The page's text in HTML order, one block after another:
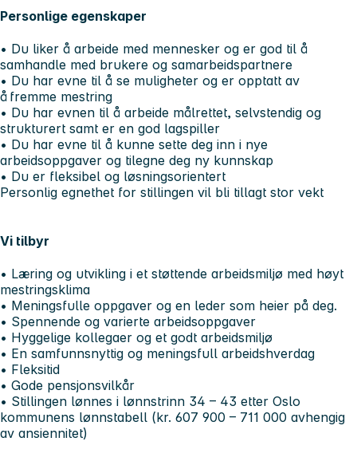
Personlige egenskaper
• Du liker å arbeide med mennesker og er god til å
samhandle med brukere og samarbeidspartnere
• Du har evne til å se muligheter og er opptatt av
å fremme mestring
• Du har evnen til å arbeide målrettet, selvstendig og
strukturert samt er en god lagspiller
• Du har evne til å kunne sette deg inn i nye
arbeidsoppgaver og tilegne deg ny kunnskap
• Du er fleksibel og løsningsorientert
Personlig egnethet for stillingen vil bli tillagt stor vekt
Vi tilbyr
• Læring og utvikling i et støttende arbeidsmiljø med høyt
mestringsklima
• Meningsfulle oppgaver og en leder som heier på deg.
• Spennende og varierte arbeidsoppgaver
• Hyggelige kollegaer og et godt arbeidsmiljø
• En samfunnsnyttig og meningsfull arbeidshverdag
• Fleksitid
• Gode pensjonsvilkår
• Stillingen lønnes i lønnstrinn 34 – 43 etter Oslo
kommunens lønnstabell (kr. 607 900 – 711 000 avhengig
av ansiennitet)